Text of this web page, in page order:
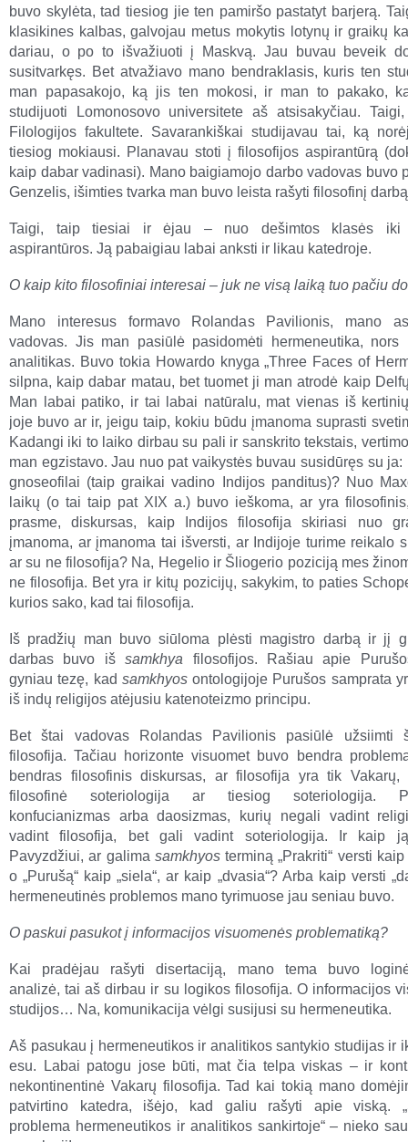
buvo skylėta, tad tiesiog jie ten pamiršo pastatyt barjerą.
klasikines kalbas, galvojau metus mokytis lotynų ir graikų
dariau, o po to išvažiuoti į Maskvą. Jau buvau beveik
susitvarkęs. Bet atvažiavo mano bendraklasis, kuris ten
man papasakojo, ką jis ten mokosi, ir man to pakako,
studijuoti Lomonosovo universitete aš atsisakyčiau.
Filologijos fakultete. Savarankiškai studijavau tai, ką
tiesiog mokiausi. Planavau stoti į filosofijos aspirantūrą
kaip dabar vadinasi). Mano baigiamojo darbo vadovas buvo
Genzelis, išimties tvarka man buvo leista rašyti filosofinį
Taigi, taip tiesiai ir ėjau – nuo dešimtos klasės iki
aspirantūros. Ją pabaigiau labai anksti ir likau katedroje.
O kaip kito filosofiniai interesai – juk ne visą laiką tuo pačiu
Mano interesus formavo Rolandas Pavilionis, mano
vadovas. Jis man pasiūlė pasidomėti hermeneutika, nors
analitikas. Buvo tokia Howardo knyga „Three Faces of
silpna, kaip dabar matau, bet tuomet ji man atrodė kaip
Man labai patiko, ir tai labai natūralu, mat vienas iš
joje buvo ar ir, jeigu taip, kokiu būdu įmanoma suprasti
Kadangi iki to laiko dirbau su pali ir sanskrito tekstais,
man egzistavo. Jau nuo pat vaikystės buvau susidūręs su ja:
gnoseofilai (taip graikai vadino Indijos panditus)? Nuo
laikų (o tai taip pat XIX a.) buvo ieškoma, ar yra
prasme, diskursas, kaip Indijos filosofija skiriasi nuo
įmanoma, ar įmanoma tai išversti, ar Indijoje turime reikalo
ar su ne filosofija? Na, Hegelio ir Šliogerio poziciją mes
ne filosofija. Bet yra ir kitų pozicijų, sakykim, to paties
kurios sako, kad tai filosofija.
Iš pradžių man buvo siūloma plėsti magistro darbą ir jį
darbas buvo išsamkhya filosofijos. Rašiau apie
gyniau tezę, kad samkhyosontologijoje Purušos samprata
iš indų religijos atėjusiu katenoteizmo principu.
Bet štai vadovas Rolandas Pavilionis pasiūlė užsiimti
filosofija. Tačiau horizonte visuomet buvo bendra
bendras filosofinis diskursas, ar filosofija yra tik
filosofinė soteriologija ar tiesiog soteriologija.
konfucianizmas arba daosizmas, kurių negali vadint
vadint filosofija, bet gali vadint soteriologija. Ir kaip
Pavyzdžiui, ar galima samkhyosterminą „Prakriti“ versti kaip
o „Purušą“ kaip „siela“, ar kaip „dvasia“? Arba kaip versti
hermeneutinės problemos mano tyrimuose jau seniau buvo.
O paskui pasukot į informacijos visuomenės problematiką?
Kai pradėjau rašyti disertaciją, mano tema buvo
analizė, tai aš dirbau ir su logikos filosofija. O informacijos
studijos… Na, komunikacija vėlgi susijusi su hermeneutika.
Aš pasukau į hermeneutikos ir analitikos santykio studijas ir
esu. Labai patogu jose būti, mat čia telpa viskas – ir
nekontinentinė Vakarų filosofija. Tad kai tokią mano
patvirtino katedra, išėjo, kad galiu rašyti apie viską.
problema hermeneutikos ir analitikos sankirtoje“ – nieko